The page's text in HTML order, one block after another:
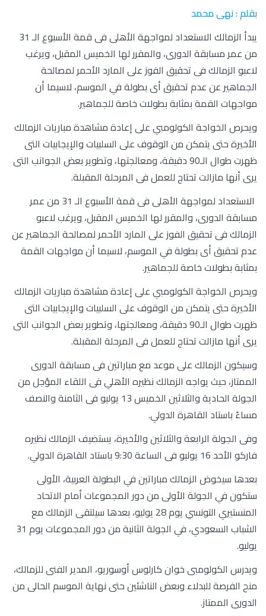
بقلم : نهى محمد
يبدأ الزمالك الاستعداد لمواجهة الأهلى فى قمة الأسبوع الـ 31
من عمر مسابقة الدورى، والمقرر لها الخميس المقبل، ويرغب
لاعبو الزمالك فى تحقيق الفوز على المارد الأحمر لمصالحة
الجماهير عن عدم تحقيق أى بطولة في الموسم، لاسيما أن
مواجهات القمة بمثابة بطولات خاصة للجماهير.
ويحرص الخواجة الكولومبي على إعادة مشاهدة مباريات الزمالك
الأخيرة حتى يتمكن من الوقوف على السلبيات والإيجابيات التى
ظهرت طوال الـ90 دقيقة، ومعالجتها، وتطوير بعض الجوانب التى
يرى أنها مازالت تحتاج للعمل فى المرحلة المقبلة.
الاستعداد لمواجهة الأهلى فى قمة الأسبوع الـ 31 من عمر
مسابقة الدورى، والمقرر لها الخميس المقبل، ويرغب لاعبو
الزمالك فى تحقيق الفوز على المارد الأحمر لمصالحة الجماهير عن
عدم تحقيق أى بطولة في الموسم، لاسيما أن مواجهات القمة
بمثابة بطولات خاصة للجماهير.
ويحرص الخواجة الكولومبي على إعادة مشاهدة مباريات الزمالك
الأخيرة حتى يتمكن من الوقوف على السلبيات والإيجابيات التى
ظهرت طوال الـ90 دقيقة، ومعالجتها، وتطوير بعض الجوانب التى
يرى أنها مازالت تحتاج للعمل فى المرحلة المقبلة.
وسيكون الزمالك على موعد مع مباراتين فى مسابقة الدورى
الممتاز، حيث يواجه الزمالك نظيره الأهلي فى اللقاء المؤجل من
الجولة الحادية والثلاثين الخميس 13 يوليو فى الثامنة والنصف
مساءً باستاد القاهرة الدولي.
وفى الجولة الرابعة والثلاثين والأخيرة، يستضيف الزمالك نظيره
فاركو الأحد 16 يوليو فى الساعة 9:30 باستاد القاهرة الدولي.
بعدها سيخوض الزمالك مباراتين في البطولة العربية، الأولى
ستكون في الجولة الأولى من دور المجموعات أمام الاتحاد
المنستيري التونسي يوم 28 يوليو، بعدها سيلتقى الزمالك مع
الشباب السعودي، في الجولة الثانية من دور المجموعات يوم 31
يوليو.
ويدرس الكولومبى خوان كارلوس أوسوريو، المدير الفنى للزمالك،
منح الفرصة للبدلاء وبعض الناشئين حتى نهاية الموسم الحالى من
الدورى الممتاز.